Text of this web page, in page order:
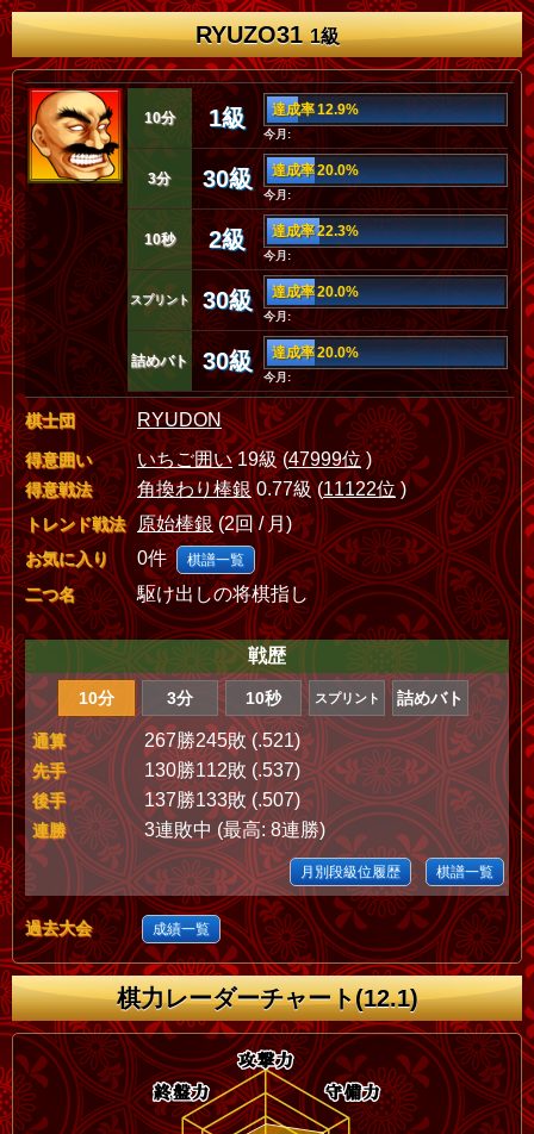
RYUZO311級
10分 1級 達成率 12.9%
今月:
3分 30級 達成率 20.0%
今月:
10秒 2級 達成率 22.3%
今月:
スプリント 30級 達成率 20.0%
今月:
詰めバト 30級 達成率 20.0%
今月:
棋士団 RYUDON
得意囲い いちご囲い19級 (47999位)
得意戦法 角換わり棒銀0.77級 (11122位)
トレンド戦法 原始棒銀(2回 / 月)
お気に入り 0件 棋譜一覧
二つ名 駆け出しの将棋指し
戦歴
10分 3分 10秒 スプリント 詰めバト
通算 267勝245敗 (.521)
先手 130勝112敗 (.537)
後手 137勝133敗 (.507)
連勝 3連敗中 (最高: 8連勝)
月別段級位履歴 棋譜一覧
過去大会 成績一覧
棋力レーダーチャート(12.1)